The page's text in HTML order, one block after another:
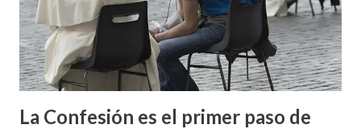
La Confesión es el primer paso de